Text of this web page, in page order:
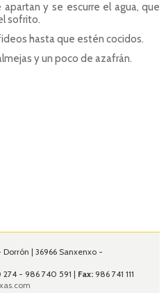
y se escurre el agua, que
sofrito.
hasta que estén cocidos.
y un poco de azafrán.
| 36966 Sanxenxo -
- 986 740 591 | Fax:986 741 111